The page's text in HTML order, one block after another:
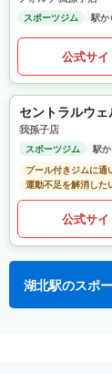
スポーツジム 駅か
公式サイ
セントラルウ
我孫子店
スポーツジム
駅
プール付きジムに通
運動不足を解消した
公式サイ
湖北駅のスポ